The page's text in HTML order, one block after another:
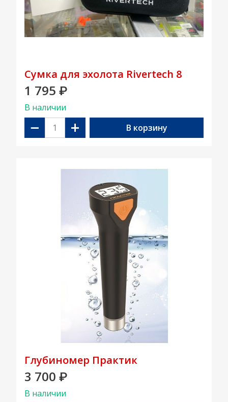
Сумка для эхолота Rivertech 8
1 795 ₽
В наличии
− + В корзину
Глубиномер Практик
3 700 ₽
В наличии